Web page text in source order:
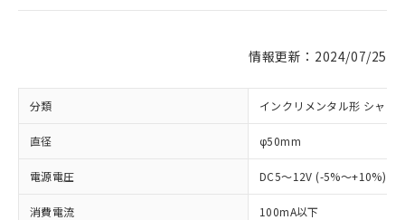
情報更新：2024/07/25
分類 インクリメンタル形 シャフ
直径 φ50mm
電源電圧 DC5～12V (-5%～+10%)
消費電流 100mA以下